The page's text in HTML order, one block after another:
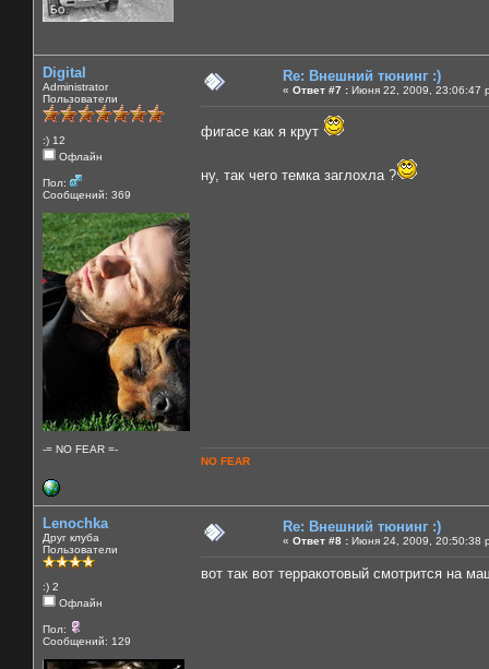
Digital
Administrator
Пользователи
:) 12
Офлайн
Пол:
Сообщений: 369
-= NO FEAR =-
Re: Внешний тюнинг :)
« Ответ #7 : Июня 22, 2009, 23:06:47
фигасе как я крут
ну, так чего темка заглохла ?
NO FEAR
Lenochka
Друг клуба
Пользователи
:) 2
Офлайн
Пол:
Сообщений: 129
Re: Внешний тюнинг :)
« Ответ #8 : Июня 24, 2009, 20:50:38
вот так вот терракотовый смотрится на